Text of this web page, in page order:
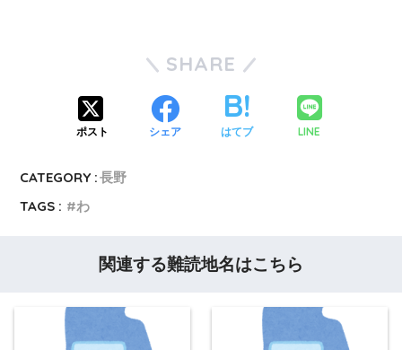
SHARE
ポスト シェア はてブ LINE
CATEGORY :長野
TAGS :
わ
関連する難読地名はこちら